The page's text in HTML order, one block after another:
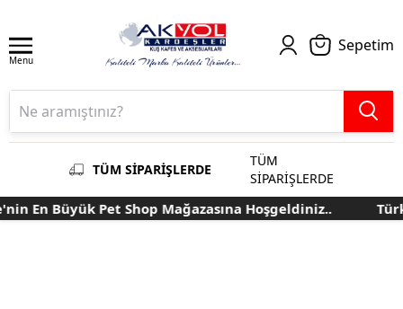
Menu
Sepetim
TÜM SİPARİŞLERDE
TÜM
SİPARİŞLERDE
En Büyük Pet Shop Mağazasına Hoşgeldiniz..